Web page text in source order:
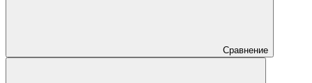
Сравнение